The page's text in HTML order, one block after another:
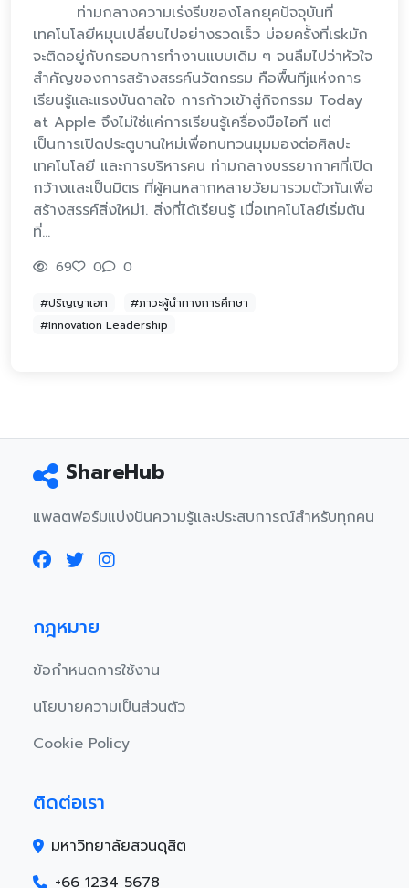
ท่ามกลางความเร่งรีบของโลกยุคปัจจุบันที่
เทคโนโลยีหมุนเปลี่ยนไปอย่างรวดเร็ว บ่อยครั้งที่เรkมัก
จะติดอยู่กับกรอบการทำงานแบบเดิม ๆ จนลืมไปว่าหัวใจ
สำคัญของการสร้างสรรค์นวัตกรรม คือพื้นทีjแห่งการ
เรียนรู้และแรงบันดาลใจ การก้าวเข้าสู่กิจกรรม Today
at Apple จึงไม่ใช่แค่การเรียนรู้เครื่องมือไอที แต่
เป็นการเปิดประตูบานใหม่เพื่อทบทวนมุมมองต่อศิลปะ
เทคโนโลยี และการบริหารคน ท่ามกลางบรรยากาศที่เปิด
กว้างและเป็นมิตร ที่ผู้คนหลากหลายวัยมารวมตัวกันเพื่อ
สร้างสรรค์สิ่งใหม่1. สิ่งที่ได้เรียนรู้ เมื่อเทคโนโลยีเริ่มต้น
ที่…
69 0 0
#ปริญญาเอก
#ภาวะผู้นำทางการศึกษา
#Innovation Leadership
ShareHub
แพลตฟอร์มแบ่งปันความรู้และประสบการณ์สำหรับทุกคน
กฎหมาย
ข้อกำหนดการใช้งาน
นโยบายความเป็นส่วนตัว
Cookie Policy
ติดต่อเรา
มหาวิทยาลัยสวนดุสิต
+66 1234 5678